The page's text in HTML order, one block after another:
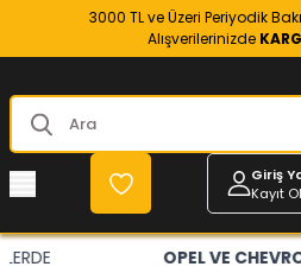
3000 TL ve Üzeri Periyodik
Alışverilerinizde
Giriş
Kayıt Ol
OPEL VE CHEVROLET-